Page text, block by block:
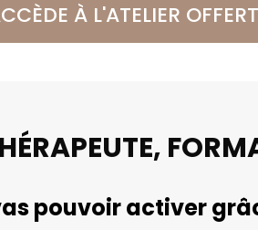
À L'ATELIER OFFERT
pouvoir activer